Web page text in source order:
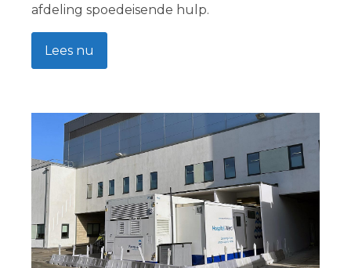
afdeling spoedeisende hulp.
Lees nu